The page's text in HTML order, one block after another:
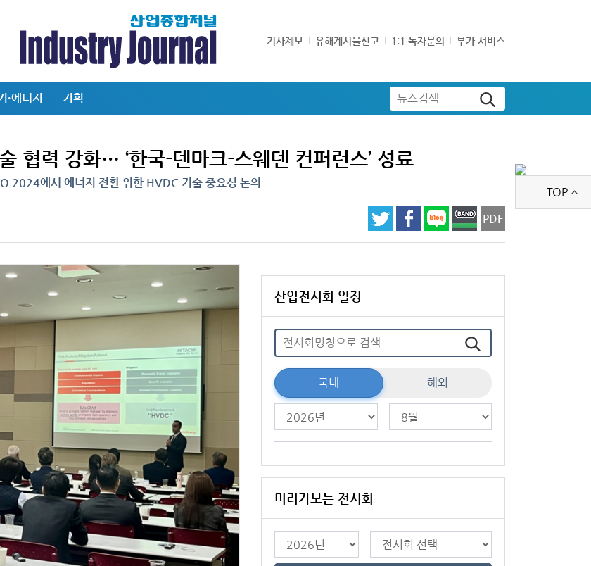
기사제보 유해게시물신고 1:1 독자문의 부가 서비스
·에너지 기획 뉴스검색
TOP
협력 강화… ‘한국-덴마크-스웨덴 컨퍼런스’ 성료
2024에서 에너지 전환 위한 HVDC 기술 중요성 논의
PDF
산업전시회 일정
국내 해외
미리가보는 전시회